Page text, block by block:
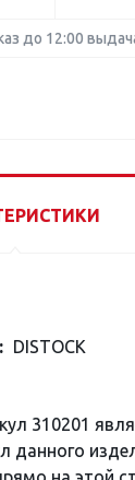
до 12:00
DISTOCK
310201
данного